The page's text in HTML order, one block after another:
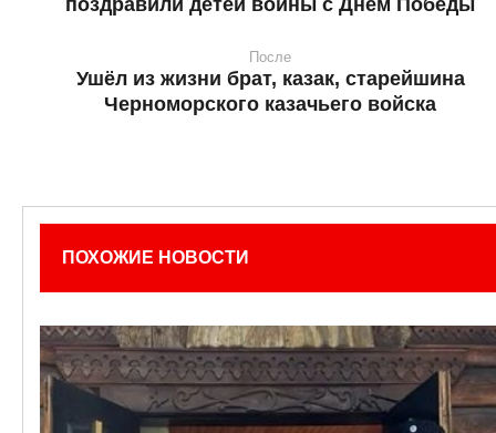
поздравили детей войны с Днем Победы
После
Ушёл из жизни брат, казак, старейшина
Черноморского казачьего войска
ПОХОЖИЕ НОВОСТИ